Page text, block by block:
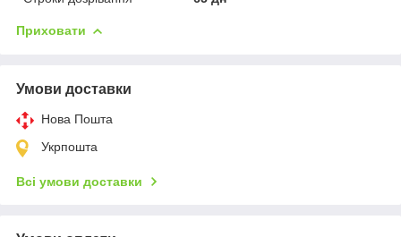
Приховати
Умови доставки
Нова Пошта
Укрпошта
Всі умови доставки